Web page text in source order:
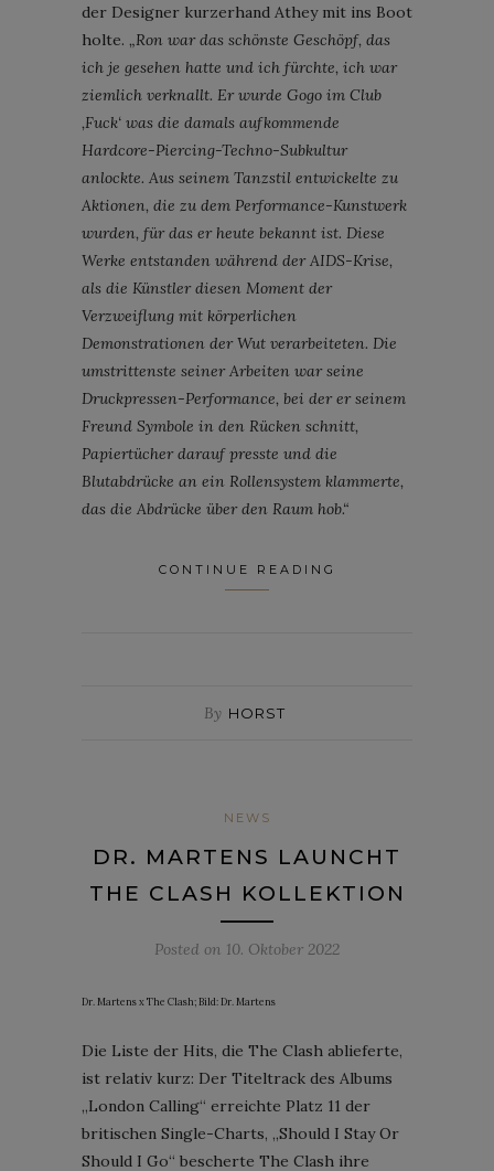
der Designer kurzerhand Athey mit ins Boot
holte. „Ron war das schönste Geschöpf, das
ich je gesehen hatte und ich fürchte, ich war
ziemlich verknallt. Er wurde Gogo im Club
‚Fuck‘ was die damals aufkommende
Hardcore-Piercing-Techno-Subkultur
anlockte. Aus seinem Tanzstil entwickelte zu
Aktionen, die zu dem Performance-Kunstwerk
wurden, für das er heute bekannt ist. Diese
Werke entstanden während der AIDS-Krise,
als die Künstler diesen Moment der
Verzweiflung mit körperlichen
Demonstrationen der Wut verarbeiteten. Die
umstrittenste seiner Arbeiten war seine
Druckpressen-Performance, bei der er seinem
Freund Symbole in den Rücken schnitt,
Papiertücher darauf presste und die
Blutabdrücke an ein Rollensystem klammerte,
das die Abdrücke über den Raum hob.“
CONTINUE READING
By HORST
NEWS
DR. MARTENS LAUNCHT
THE CLASH KOLLEKTION
Posted on 10. Oktober 2022
Dr. Martens x The Clash; Bild: Dr. Martens
Die Liste der Hits, die The Clash ablieferte,
ist relativ kurz: Der Titeltrack des Albums
„London Calling“ erreichte Platz 11 der
britischen Single-Charts, „Should I Stay Or
Should I Go“ bescherte The Clash ihre